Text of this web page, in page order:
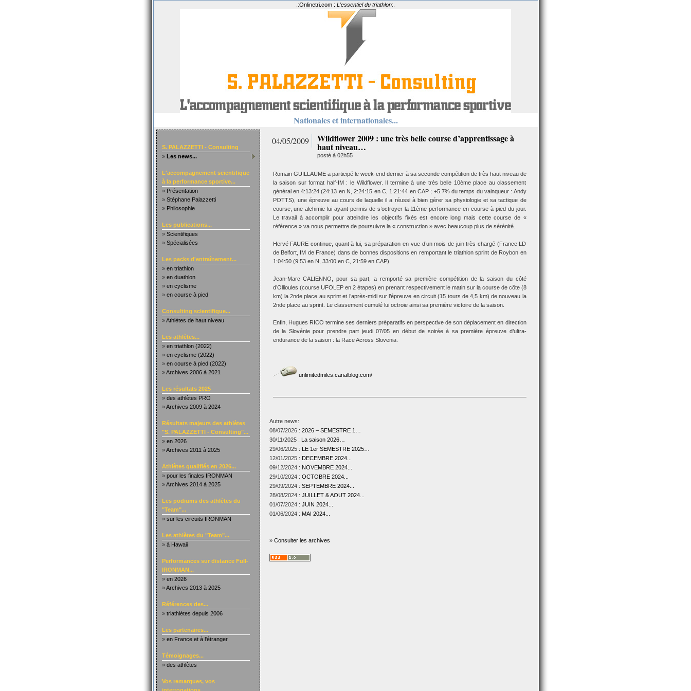
.:Onlinetri.com : L'essentiel du triathlon:.
Nationales et internationales...
S. PALAZZETTI - Consulting
» Les news...
L'accompagnement scientifique
à la performance sportive...
» Présentation
» Stéphane Palazzetti
» Philosophie
Les publications...
» Scientifiques
» Spécialisées
Les packs d'entraînement...
» en triathlon
» en duathlon
» en cyclisme
» en course à pied
Consulting scientifique...
»Athlètes de haut niveau
Les athlètes...
» en triathlon (2022)
» en cyclisme (2022)
» en course à pied (2022)
»Archives 2006 à 2021
Les résultats 2025
» des athlètes PRO
»Archives 2009 à 2024
Résultats majeurs des athlètes
"S. PALAZZETTI - Consulting"...
» en 2026
»Archives 2011 à 2025
Athlètes qualifiés en 2026...
» pour les finales IRONMAN
»Archives 2014 à 2025
Les podiums des athlètes du
"Team"...
» sur les circuits IRONMAN
Les athlètes du "Team"...
» à Hawaii
Performances sur distance Full-
IRONMAN...
» en 2026
»Archives 2013 à 2025
Références des...
» triathlètes depuis 2006
Les partenaires...
» en France et à l'étranger
Témoignages...
» des athlètes
Vos remarques, vos
04/05/2009 Wildflower 2009 : une très belle course d’apprentissage à
haut niveau…
posté à 02h55
Romain GUILLAUME a participé le week-end dernier à sa seconde compétition de très haut niveau de
la saison sur format half-IM : le Wildflower. Il termine à une très belle 10ème place au classement
général en 4:13:24 (24:13 en N, 2:24:15 en C, 1:21:44 en CAP ; +5.7% du temps du vainqueur : Andy
POTTS), une épreuve au cours de laquelle il a réussi à bien gérer sa physiologie et sa tactique de
course, une alchimie lui ayant permis de s’octroyer la 11ème performance en course à pied du jour.
Le travail à accomplir pour atteindre les objectifs fixés est encore long mais cette course de «
référence » va nous permettre de poursuivre la « construction » avec beaucoup plus de sérénité.
Hervé FAURE continue, quant à lui, sa préparation en vue d’un mois de juin très chargé (France LD
de Belfort, IM de France) dans de bonnes dispositions en remportant le triathlon sprint de Roybon en
1:04:50 (9:53 en N, 33:00 en C, 21:59 en CAP).
Jean-Marc CALIENNO, pour sa part, a remporté sa première compétition de la saison du côté
d’Ollioules (course UFOLEP en 2 étapes) en prenant respectivement le matin sur la course de côte (8
km) la 2nde place au sprint et l’après-midi sur l’épreuve en circuit (15 tours de 4,5 km) de nouveau la
2nde place au sprint. Le classement cumulé lui octroie ainsi sa première victoire de la saison.
Enfin, Hugues RICO termine ses derniers préparatifs en perspective de son déplacement en direction
de la Slovénie pour prendre part jeudi 07/05 en début de soirée à sa première épreuve d’ultra-
endurance de la saison : la Race Across Slovenia.
unlimitedmiles.canalblog.com/
Autre news:
08/07/2026 : 2026 – SEMESTRE 1…
30/11/2025 : La saison 2026…
29/06/2025 : LE 1er SEMESTRE 2025…
12/01/2025 : DECEMBRE 2024...
09/12/2024 : NOVEMBRE 2024...
29/10/2024 : OCTOBRE 2024...
29/09/2024 : SEPTEMBRE 2024...
28/08/2024 : JUILLET & AOUT 2024...
01/07/2024 : JUIN 2024...
01/06/2024 : MAI 2024...
» Consulter les archives